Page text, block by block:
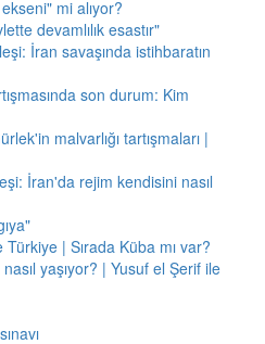
mi alıyor?
devamlılık esastır"
İran savaşında istihbaratın
son durum: Kim
malvarlığı tartışmaları |
İran'da rejim kendisini nasıl
| Sırada Küba mı var?
yaşıyor? | Yusuf el Şerif ile